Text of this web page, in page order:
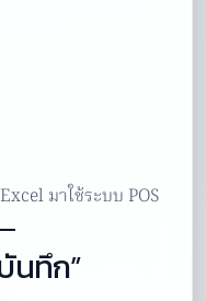
มาใช้ระบบ POS
นทึก”